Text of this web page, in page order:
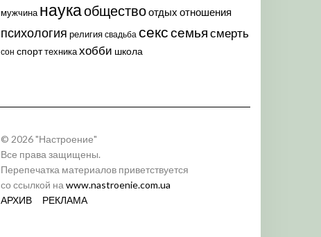
мужчина наукаобществоотдых отношения
психология религия свадьба секссемья смерть
сон спорттехникахобби школа
© 2026 "Настроение"
Все права защищены.
Перепечатка материалов приветствуется
со ссылкой на www.nastroenie.com.ua
АРХИВ
РЕКЛАМА